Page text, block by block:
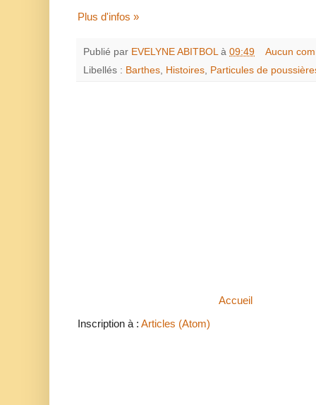
Plus d'infos »
Publié par EVELYNE ABITBOL à 09:49
Aucun
Libellés : Barthes, Histoires, Particules de
Accueil
Inscription à : Articles (Atom)